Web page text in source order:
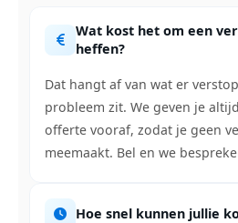
Wat kost het om een
heffen?
Dat hangt af van wat er
probleem zit. We geven je
offerte vooraf, zodat je geen
meemaakt. Bel en we
Hoe snel kunnen jullie